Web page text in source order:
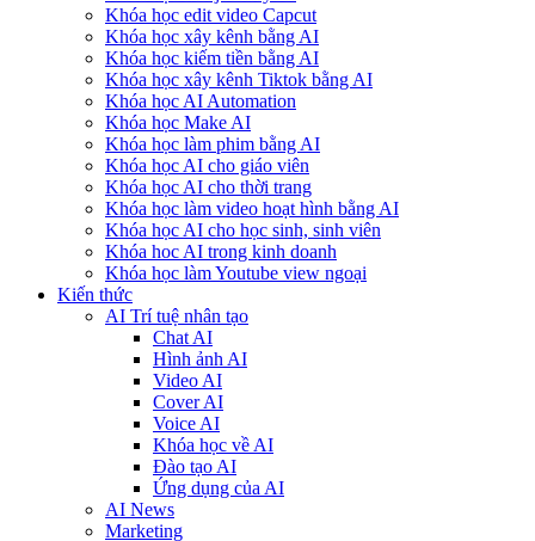
Khóa học edit video Capcut
Khóa học xây kênh bằng AI
Khóa học kiếm tiền bằng AI
Khóa học xây kênh Tiktok bằng AI
Khóa học AI Automation
Khóa học Make AI
Khóa học làm phim bằng AI
Khóa học AI cho giáo viên
Khóa học AI cho thời trang
Khóa học làm video hoạt hình bằng AI
Khóa học AI cho học sinh, sinh viên
Khóa hoc AI trong kinh doanh
Khóa học làm Youtube view ngoại
Kiến thức
AI Trí tuệ nhân tạo
Chat AI
Hình ảnh AI
Video AI
Cover AI
Voice AI
Khóa học về AI
Đào tạo AI
Ứng dụng của AI
AI News
Marketing